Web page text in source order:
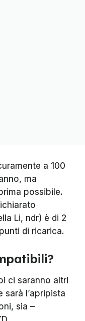
a 100
ma
possibile.
Li, ndr) è di 2
di ricarica.
ci saranno altri
sarà l’apripista
sia –